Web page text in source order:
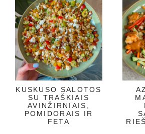
KUSKUSO SALOTOS
SU TRAŠKIAIS
AVINŽIRNIAIS,
POMIDORAIS IR
FETA